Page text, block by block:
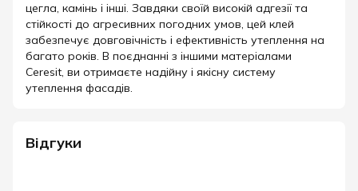
цегла, камінь і інші. Завдяки своїй високій адгезії та
стійкості до агресивних погодних умов, цей клей
забезпечує довговічність і ефективність утеплення на
багато років. В поєднанні з іншими матеріалами
Ceresit, ви отримаєте надійну і якісну систему
утеплення фасадів.
Відгуки